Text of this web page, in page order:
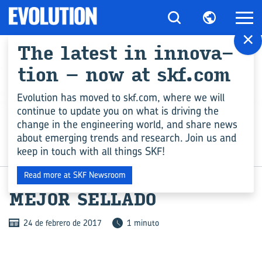
COMPETENCIA EN INGENIERÍA
MEJOR SE­LLA­DO
24 de febrero de 2017 1 minuto
×
The la­test in in­no­va­
tion – now at skf.com
Evolution has moved to skf.com, where we will
continue to update you on what is driving the
change in the engineering world, and share news
about emerging trends and research. Join us and
keep in touch with all things SKF!
Read more at SKF Newsroom